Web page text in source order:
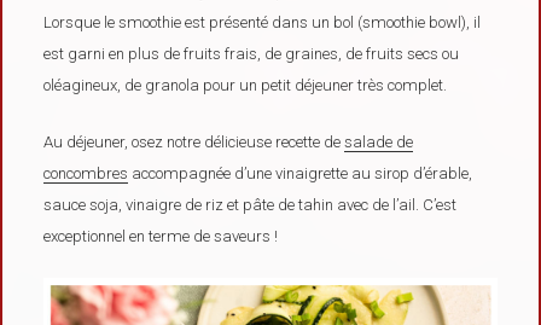
Lorsque le smoothie est présenté dans un bol (smoothie bowl), il
est garni en plus de fruits frais, de graines, de fruits secs ou
oléagineux, de granola pour un petit déjeuner très complet.
Au déjeuner, osez notre délicieuse recette desalade de
concombres accompagnée d’une vinaigrette au sirop d’érable,
sauce soja, vinaigre de riz et pâte de tahin avec de l’ail. C’est
exceptionnel en terme de saveurs !